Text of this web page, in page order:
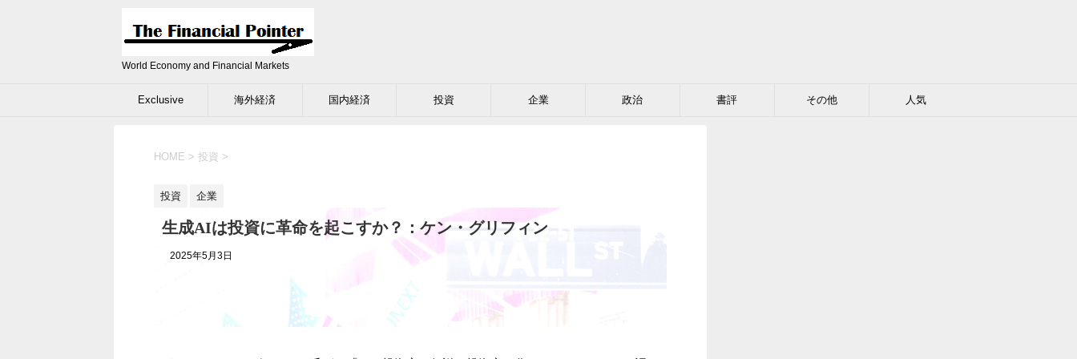
World Economy and Financial Markets
Exclusive 海外経済 国内経済 投資 企業 政治 書評 その他 人気
HOME > 投資 >
投資 企業
生成AIは投資に革命を起こすか？：ケン・グリフィン
2025年5月3日